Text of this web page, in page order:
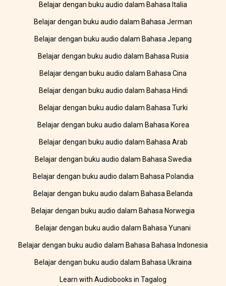
Belajar dengan buku audio dalam Bahasa Italia
Belajar dengan buku audio dalam Bahasa Jerman
Belajar dengan buku audio dalam Bahasa Jepang
Belajar dengan buku audio dalam Bahasa Rusia
Belajar dengan buku audio dalam Bahasa Cina
Belajar dengan buku audio dalam Bahasa Hindi
Belajar dengan buku audio dalam Bahasa Turki
Belajar dengan buku audio dalam Bahasa Korea
Belajar dengan buku audio dalam Bahasa Arab
Belajar dengan buku audio dalam Bahasa Swedia
Belajar dengan buku audio dalam Bahasa Polandia
Belajar dengan buku audio dalam Bahasa Belanda
Belajar dengan buku audio dalam Bahasa Norwegia
Belajar dengan buku audio dalam Bahasa Yunani
Belajar dengan buku audio dalam Bahasa Bahasa Indonesia
Belajar dengan buku audio dalam Bahasa Ukraina
Learn with Audiobooks in Tagalog